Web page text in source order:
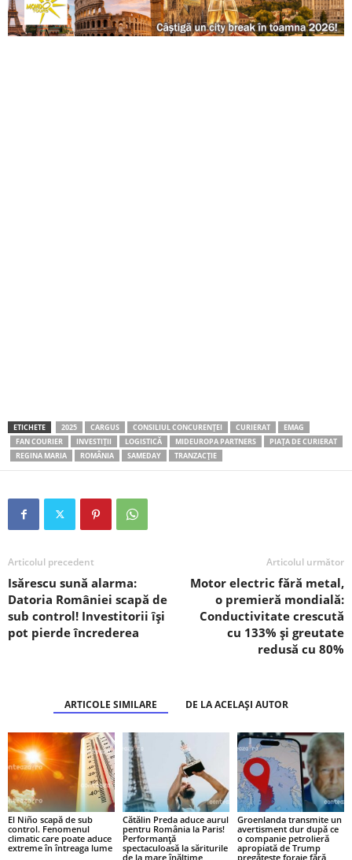
ETICHETE 2025 CARGUS CONSILIUL CONCURENȚEI CURIERAT
EMAG
FAN COURIER
INVESTIȚII LOGISTICĂ MIDEUROPA PARTNERS
PIAȚA DE CURIERAT
REGINA MARIA
ROMÂNIA SAMEDAY TRANZACȚIE
Articolul precedent
Isărescu sună alarma:
Datoria României scapă de
sub control! Investitorii își
pot pierde încrederea
Articolul următor
Motor electric fără metal,
o premieră mondială:
Conductivitate crescută
cu 133% și greutate
redusă cu 80%
ARTICOLE SIMILARE DE LA ACELAȘI AUTOR
El Niño scapă de sub
control. Fenomenul
climatic care poate aduce
extreme în întreaga lume
Cătălin Preda aduce aurul
pentru România la Paris!
Performanță
spectaculoasă la săriturile
de la mare înălțime
Groenlanda transmite un
avertisment dur după ce
o companie petrolieră
apropiată de Trump
pregătește foraje fără